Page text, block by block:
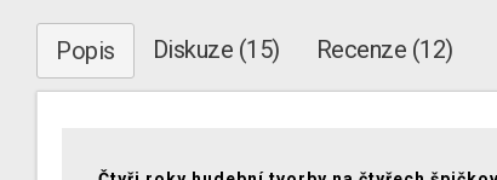
Popis Diskuze (15) Recenze (12)